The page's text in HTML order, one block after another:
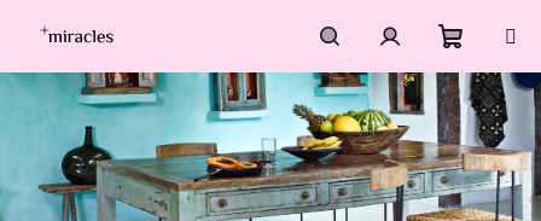
HľadaťPrihlásenie
košík